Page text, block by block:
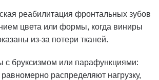
реабилитация фронтальных зубов
цвета или формы, когда виниры
из-за потери тканей.
с бруксизмом или парафункциями:
равномерно распределяют нагрузку,